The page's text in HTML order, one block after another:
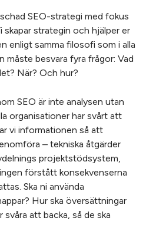
SEO-strategi med fokus
strategin och hjälper er
enligt samma filosofi som i alla
måste besvara fyra frågor: Vad
När? Och hur?
SEO är inte analysen utan
organisationer har svårt att
vi informationen så att
– tekniska åtgärder
projektstödsystem,
förstått konsekvenserna
Ska ni använda
Hur ska översättningar
svåra att backa, så de ska